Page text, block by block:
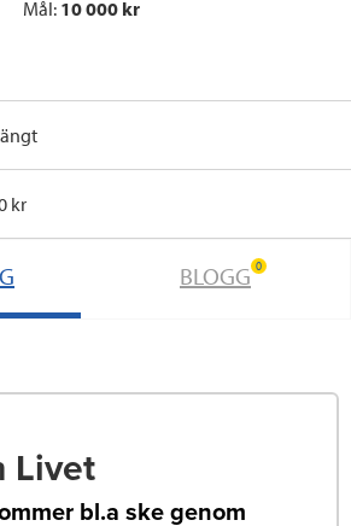
Mål: 10 000 kr
kr
BLOGG 0
Livet
bl.a ske genom